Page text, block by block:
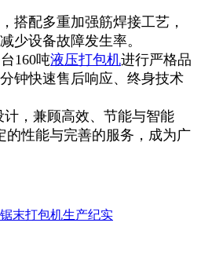
搭配多重加强筋焊接工艺，
少设备故障发生率。
160吨液压打包机进行严格品
钟快速售后响应、终身技术
，兼顾高效、节能与智能
的性能与完善的服务，成为广
末打包机生产纪实